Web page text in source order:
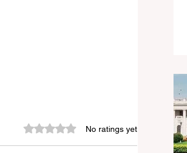
Rated 0 out of 5 stars.No ratings yet